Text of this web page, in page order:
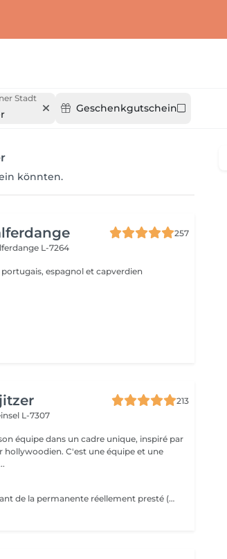
Stadt
Geschenkgutschein
könnten.
257
L-7264
espagnol et capverdien
213
L-7307
équipe dans un cadre unique, inspiré par
C'est une équipe et une
Prix peut varier dépendant de la permanente réellement presté (de 25 à 74).